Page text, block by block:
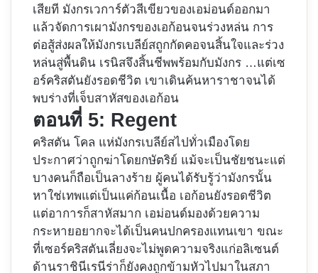
เสียที มังกรเวการ์ตัวสีเขียวของเอม่อนด์ออกมา
แล้วจัดการเผามังกรของเอก้อนจนร่วงหล่น การ
ต่อสู้ส่งผลให้มังกรเบลีย์สถูกกัดคอจนสิ้นใจและร่วง
หล่นสู่พื้นดิน เรนิสจึงสิ้นชีพพร้อมกับมังกร …แต่เซ
อร์คริสตันยังรอดชีวิต เขาเดินค้นหาราชาจนได้
พบร่างที่เจ็บสาหัสของเอก้อน
ตอนที่ 5: Regent
คริสตัน​ โคล แห่มังกรเบลีย์สไปทั่วเมืองโดย
ประกาศว่าถูกฆ่าโดยกษัตริย์ แม้จะเป็นชัยชนะแต่
บางคนก็ถือเป็นลางร้าย ผู้คนได้รับรู้ว่ามังกรนั้น
หาใช่เทพแต่เป็นแค่ก้อนเนื้อ เอก้อนยังรอดชีวิต
แต่อาการก็สาหัสมาก เอม่อนด์มองด้วยความ
กระหายอยากจะได้เป็นคนปกครองแทนเขา ขณะ
ที่เซอร์คริสตันเลี่ยงจะไม่พูดความจริงแก่อลิเซนต์
ด้านราชินีเรนีร่าก็ยังคงถูกข้ามหัวไปมาในสภา